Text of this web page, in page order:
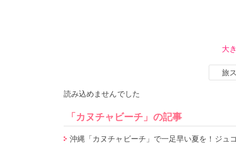
大
旅
読み込めませんでした
「カヌチャビーチ」の記事
沖縄「カヌチャビーチ」で一足早い夏を！ジュ